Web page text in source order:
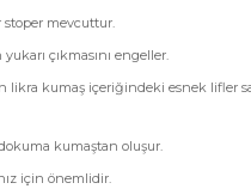
stoper mevcuttur.
çıkmasını engeller.
likra kumaş içeriğindeki esnek lifler
kumaştan oluşur.
için önemlidir.